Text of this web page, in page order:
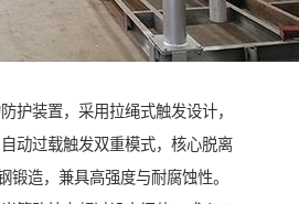
护装置，采用拉绳式触发设计，
动过载触发双重模式，核心脱离
锻造，兼具高强度与耐腐蚀性。